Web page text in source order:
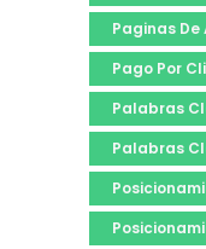
Paginas
Pago Por
Palabras
Palabras